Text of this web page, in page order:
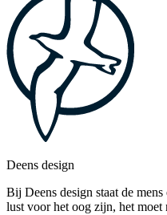
Deens design
Bij Deens design staat de
lust voor het oog zijn, het moet